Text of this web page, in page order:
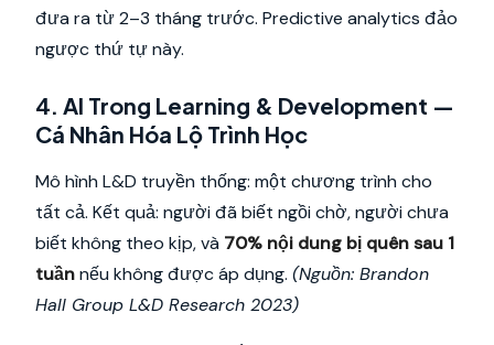
đưa ra từ 2–3 tháng trước. Predictive analytics đảo
ngược thứ tự này.
4. AI Trong Learning & Development —
Cá Nhân Hóa Lộ Trình Học
Mô hình L&D truyền thống: một chương trình cho
tất cả. Kết quả: người đã biết ngồi chờ, người chưa
biết không theo kịp, và 70% nội dung bị quên sau 1
tuầnnếu không được áp dụng. (Nguồn: Brandon
Hall Group L&D Research 2023)